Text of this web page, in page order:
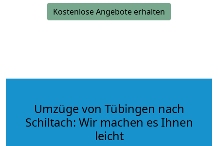
Kostenlose Angebote erhalten
Umzüge von Tübingen nach
Schiltach: Wir machen es Ihnen
leicht